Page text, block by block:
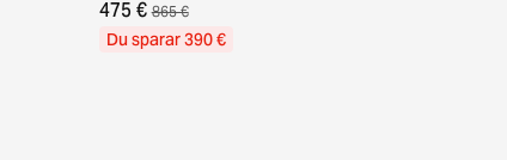
475 € 865 €
Du sparar 390 €